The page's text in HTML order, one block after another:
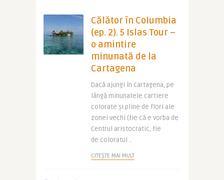
Călător în Columbia
(ep. 2). 5 Islas Tour –
o amintire
minunată de la
Cartagena
Dacă ajungi în Cartagena, pe
lângă minunatele cartiere
colorate și pline de flori ale
zonei vechi (fie că e vorba de
Centrul aristocratic, fie
de coloratul ..
CITEȘTE MAI MULT